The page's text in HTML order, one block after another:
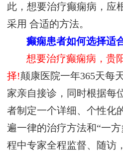
此，想要治疗癫痫病，应
采用 合适的方法。
癫痫患者如何选择适
想要治疗癫痫病，贵
择!颠康医院一年365天每
家亲自接诊，同时根据每
者制定一个详细、个性化
遍一律的治疗方法和“一
程中专家全程监督、随访